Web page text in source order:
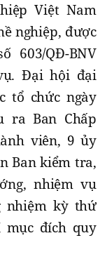
Việt Nam
nghiệp, được
603/QĐ-BNV
Đại hội đại
tổ chức ngày
ra Ban Chấp
viên, 9 ủy
Ban kiểm tra,
nhiệm vụ
nhiệm kỳ thứ
mục đích quy